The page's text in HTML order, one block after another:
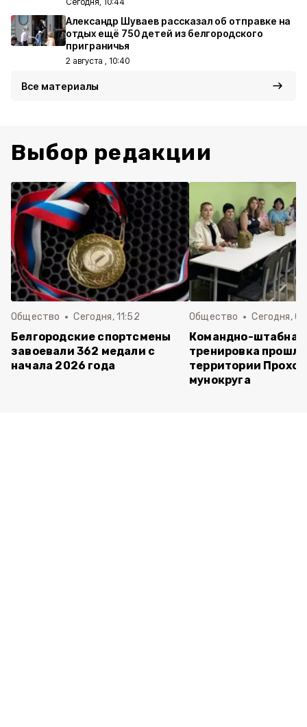
Александр Шуваев рассказал об отправке на
отдых ещё 750 детей из белгородского
приграничья
2 августа , 10:40
Все материалы
Выбор редакции
Общество Сегодня, 11:52
Белгородские спортсмены
завоевали 362 медали с
начала 2026 года
Общество Сегодня,
Командно-штабная
тренировка
территории
мунокруга